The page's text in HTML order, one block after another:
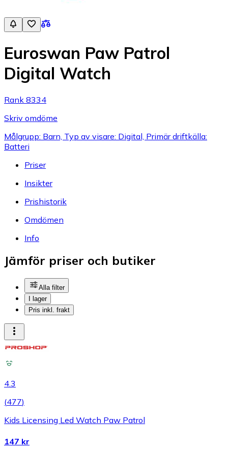
Euroswan Paw Patrol
Digital Watch
Rank 8334
Skriv omdöme
Målgrupp: Barn, Typ av visare: Digital, Primär driftkälla:
Batteri
Priser
Insikter
Prishistorik
Omdömen
Info
Jämför priser och butiker
Alla filter
I lager
Pris inkl. frakt
4.3
(477)
Kids Licensing Led Watch Paw Patrol
147 kr